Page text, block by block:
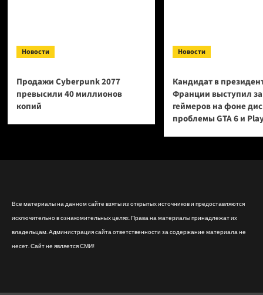
Новости
Продажи Cyberpunk 2077
превысили 40 миллионов
копий
Новости
Кандидат в
Франции выступил
геймеров на фоне
проблемы GTA 6 и
Все материалы на данном сайте взяты из открытых источников и предоставляются
исключительно в ознакомительных целях. Права на материалы принадлежат их
владельцам. Администрация сайта ответственности за содержание материала не
несет. Сайт не является СМИ!